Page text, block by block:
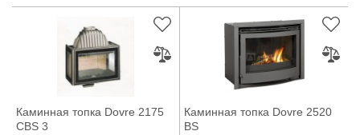
Каминная топка Dovre 2175
CBS 3
Каминная топка Dovre 2520
BS